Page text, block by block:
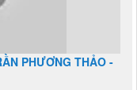
PHƯƠNG THẢO -